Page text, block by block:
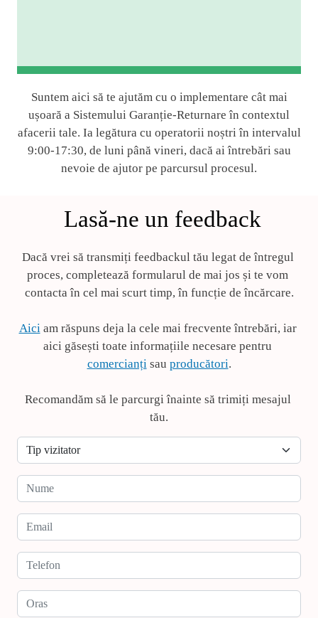
Suntem aici să te ajutăm cu o implementare cât mai
ușoară a Sistemului Garanție-Returnare în contextul
afacerii tale. Ia legătura cu operatorii noștri în intervalul
9:00-17:30, de luni până vineri, dacă ai întrebări sau
nevoie de ajutor pe parcursul procesul.
Lasă-ne un feedback
Dacă vrei să transmiți feedbackul tău legat de întregul
proces, completează formularul de mai jos și te vom
contacta în cel mai scurt timp, în funcție de încărcare.
Aici am răspuns deja la cele mai frecvente întrebări, iar
comercianți sau producători.
Recomandăm să le parcurgi înainte să trimiți mesajul
tău.
Oras